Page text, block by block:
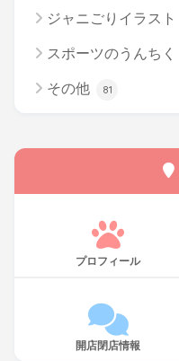
ジャニごりイラスト
スポーツのうんちく
その他 81
プロフィール
開店閉店情報